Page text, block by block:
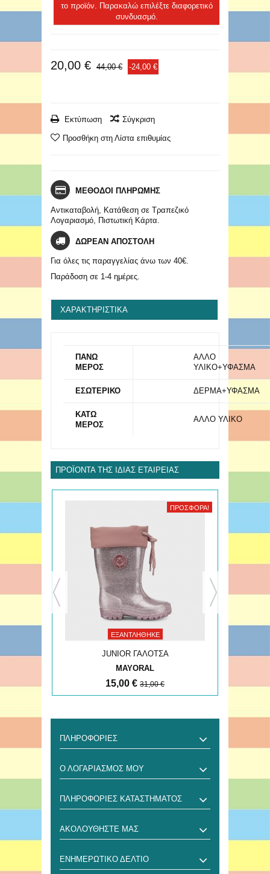
το προϊόν. Παρακαλώ επιλέξτε διαφορετικό
συνδυασμό.
20,00 € 44,00 € -24,00 €
Εκτύπωση Σύγκριση
Προσθήκη στη Λίστα επιθυμίας
ΜΕΘΟΔΟΙ ΠΛΗΡΩΜΗΣ
Αντικαταβολή, Κατάθεση σε Τραπεζικό
Λογαριασμό, Πιστωτική Κάρτα.
ΔΩΡΕΑΝ ΑΠΟΣΤΟΛΗ
Για όλες τις παραγγελίας άνω των 40€.
Παράδοση σε 1-4 ημέρες.
ΧΑΡΑΚΤΗΡΙΣΤΙΚΆ
ΠΑΝΩ
ΜΕΡΟΣ
ΑΛΛΟ
ΥΛΙΚΟ+ΥΦΑΣΜΑ
ΕΣΩΤΕΡΙΚΟ ΔΕΡΜΑ+ΥΦΑΣΜΑ
ΚΑΤΩ
ΜΕΡΟΣ
ΑΛΛΟ ΥΛΙΚΟ
ΠΡΟΪΌΝΤΑ ΤΗΣ ΊΔΙΑΣ ΕΤΑΙΡΕΊΑΣ
ΠΡΟΣΦΟΡΆ!
ΕΞΑΝΤΛΉΘΗΚΕ
JUNIOR ΓΑΛΟΤΣΑ
MAYORAL
15,00 € 31,00 €
ΠΛΗΡΟΦΟΡΊΕΣ
Ο ΛΟΓΑΡΙΑΣΜΌΣ ΜΟΥ
ΠΛΗΡΟΦΟΡΊΕΣ ΚΑΤΑΣΤΉΜΑΤΟΣ
ΑΚΟΛΟΥΘΉΣΤΕ ΜΑΣ
ΕΝΗΜΕΡΩΤΙΚΌ ΔΕΛΤΊΟ